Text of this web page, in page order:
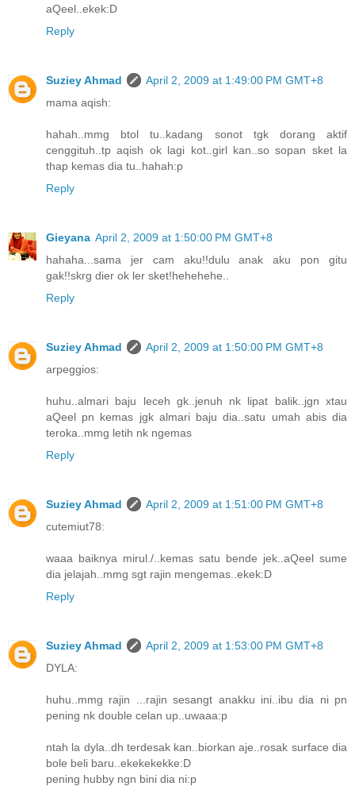
aQeel..ekek:D
Reply
Suziey Ahmad
April 2, 2009 at 1:49:00 PM GMT+8
mama aqish:
hahah..mmg btol tu..kadang sonot tgk dorang aktif
cenggituh..tp aqish ok lagi kot..girl kan..so sopan sket la
thap kemas dia tu..hahah:p
Reply
Gieyana April 2, 2009 at 1:50:00 PM GMT+8
hahaha...sama jer cam aku!!dulu anak aku pon gitu
gak!!skrg dier ok ler sket!hehehehe..
Reply
Suziey Ahmad
April 2, 2009 at 1:50:00 PM GMT+8
arpeggios:
huhu..almari baju leceh gk..jenuh nk lipat balik..jgn xtau
aQeel pn kemas jgk almari baju dia..satu umah abis dia
teroka..mmg letih nk ngemas
Reply
Suziey Ahmad
April 2, 2009 at 1:51:00 PM GMT+8
cutemiut78:
waaa baiknya mirul./..kemas satu bende jek..aQeel sume
dia jelajah..mmg sgt rajin mengemas..ekek:D
Reply
Suziey Ahmad
April 2, 2009 at 1:53:00 PM GMT+8
DYLA:
huhu..mmg rajin ...rajin sesangt anakku ini..ibu dia ni pn
pening nk double celan up..uwaaa:p
ntah la dyla..dh terdesak kan..biorkan aje..rosak surface dia
bole beli baru..ekekekekke:D
pening hubby ngn bini dia ni:p